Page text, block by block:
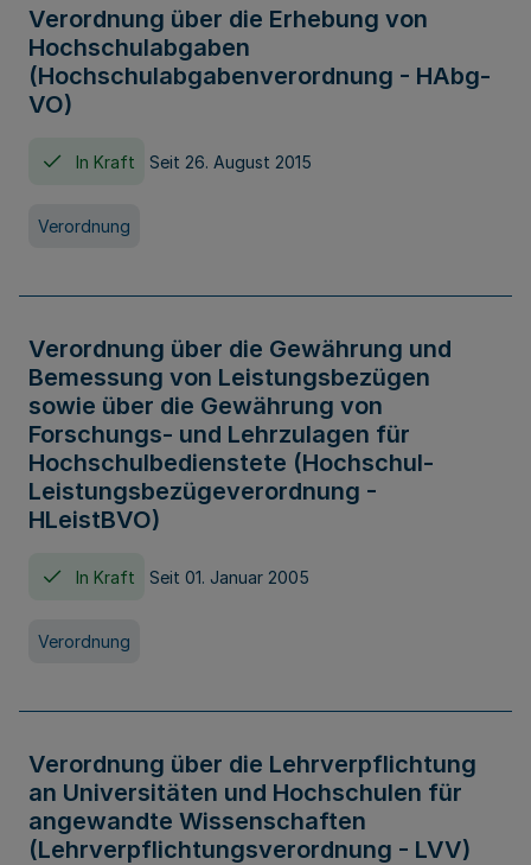
Verordnung über die Erhebung von
Hochschulabgaben
(Hochschulabgabenverordnung - HAbg-
VO)
In Kraft Seit 26. August 2015
Verordnung
Verordnung über die Gewährung und
Bemessung von Leistungsbezügen
sowie über die Gewährung von
Forschungs- und Lehrzulagen für
Hochschulbedienstete (Hochschul-
Leistungsbezügeverordnung -
HLeistBVO)
In Kraft Seit 01. Januar 2005
Verordnung
Verordnung über die Lehrverpflichtung
an Universitäten und Hochschulen für
angewandte Wissenschaften
(Lehrverpflichtungsverordnung - LVV)